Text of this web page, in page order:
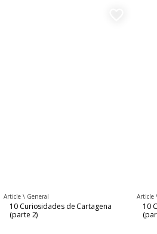
Article \ General
10 Curiosidades de Cartagena
(parte 2)
Article \
10